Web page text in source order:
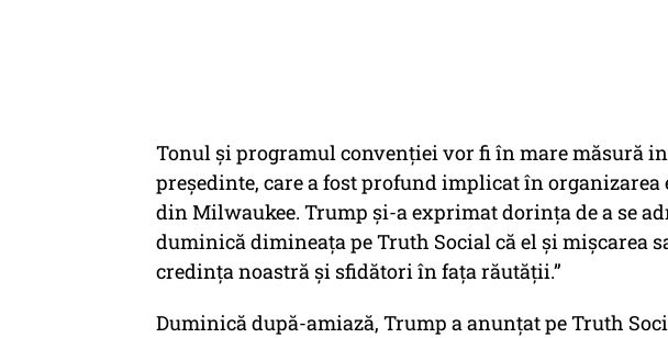
Tonul și programul convenției vor fi în mare măsură
președinte, care a fost profund implicat în
din Milwaukee. Trump și-a exprimat dorința de a se
duminică dimineața pe Truth Social că el și mișcarea
credința noastră și sfidători în fața răutății.”
Duminică după-amiază, Trump a anunțat pe Truth